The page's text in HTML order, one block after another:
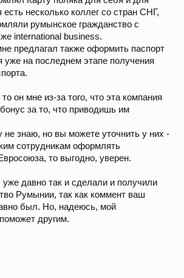
несколько коллег со стран СНГ,
румынское гражданство с
international business.
предлагал также оформить паспорт
уже на последнем этапе получения
он мне из-за того, что эта компания
за то, что приводишь им
знаю, но вы можете уточнить у них -
сотрудникам оформлять
то выгодно, уверен.
давно так и сделали и получили
Румынии, так как коммент ваш
был. Но, надеюсь, мой
другим.